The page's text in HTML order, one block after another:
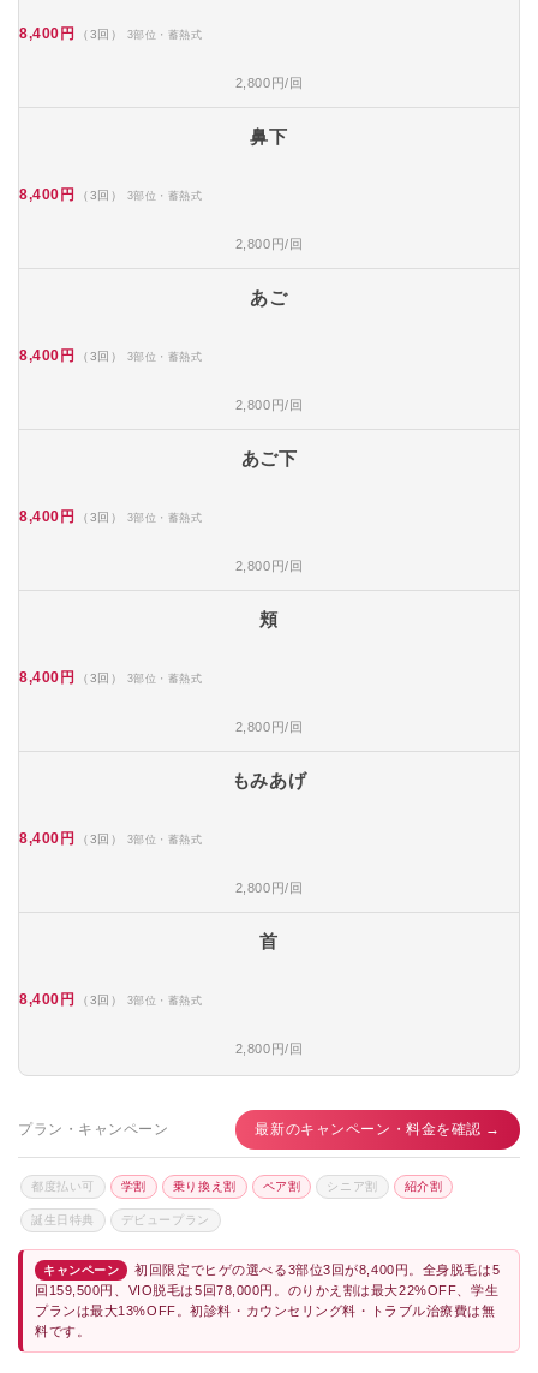
8,400円 （3回） 3部位・蓄熱式
2,800円/回
鼻下
8,400円 （3回） 3部位・蓄熱式
2,800円/回
あご
8,400円 （3回） 3部位・蓄熱式
2,800円/回
あご下
8,400円 （3回） 3部位・蓄熱式
2,800円/回
頬
8,400円 （3回） 3部位・蓄熱式
2,800円/回
もみあげ
8,400円 （3回） 3部位・蓄熱式
2,800円/回
首
8,400円 （3回） 3部位・蓄熱式
2,800円/回
プラン・キャンペーン 最新のキャンペーン・料金を確認 →
都度払い可 学割 乗り換え割 ペア割 シニア割 紹介割
誕生日特典 デビュープラン
キャンペーン
初回限定でヒゲの選べる3部位3回が8,400円。全身脱毛は5
回159,500円、VIO脱毛は5回78,000円。のりかえ割は最大22%OFF、学生
プランは最大13%OFF。初診料・カウンセリング料・トラブル治療費は無
料です。